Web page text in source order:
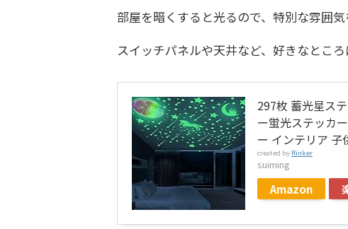
部屋を暗くすると光るので、特別な雰囲気
スイッチパネルや天井など、好きなところ
297枚 蓄光星ス
ー蛍光ステッカ
ー インテリア 子
created by Rinker
suiming
Amazon